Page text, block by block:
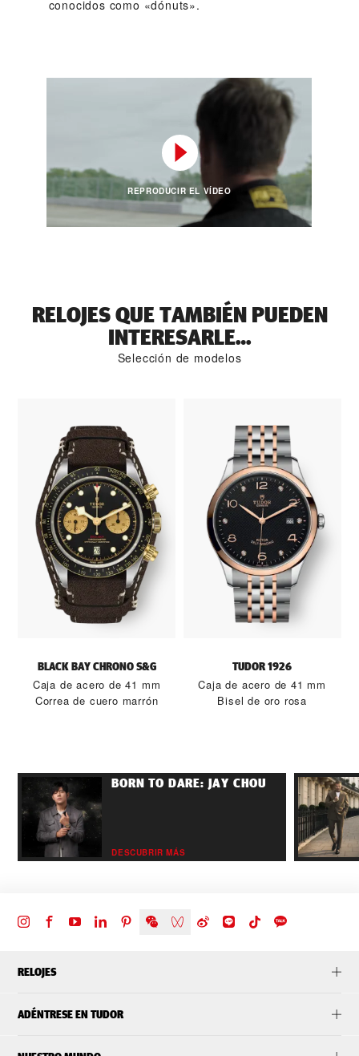
conocidos como «dónuts».
REPRODUCIR EL VÍDEO
RELOJES QUE TAMBIÉN PUEDEN
INTERESARLE…
Selección de modelos
BLACK BAY CHRONO S&G
Caja de acero de 41 mm
Correa de cuero marrón
TUDOR 1926
Caja de acero de 41 mm
Bisel de oro rosa
BORN TO DARE: JAY CHOU
DESCUBRIR MÁS
RELOJES
ADÉNTRESE EN TUDOR